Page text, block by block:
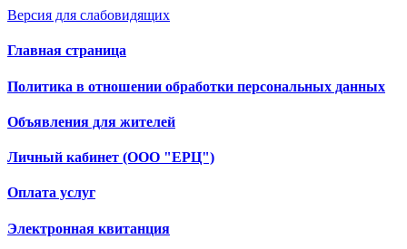
Версия для слабовидящих
Главная страница
Политика в отношении обработки персональных данных
Объявления для жителей
Личный кабинет (ООО "ЕРЦ")
Оплата услуг
Электронная квитанция